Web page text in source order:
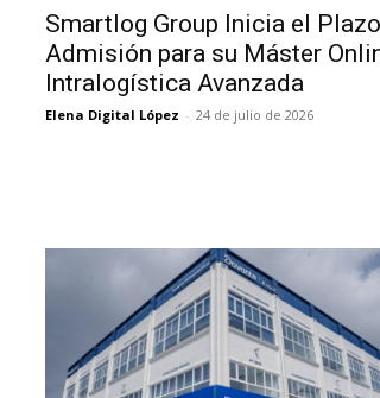
Smartlog Group Inicia el
Admisión para su Máster
Intralogística Avanzada
Elena Digital López - 24 de julio de 2026